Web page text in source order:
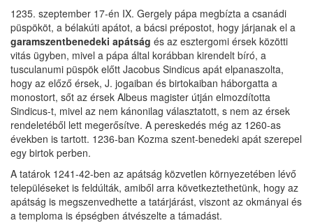
1235. szeptember 17-én IX. Gergely pápa megbízta a csanádi
püspököt, a bélakúti apátot, a bácsi prépostot, hogy járjanak el a
garamszentbenedeki apátság és az esztergomi érsek közötti
vitás ügyben, mivel a pápa által korábban kirendelt bíró, a
tusculanumi püspök előtt Jacobus Sindicus apát elpanaszolta,
hogy az előző érsek, J. jogaiban és birtokaiban háborgatta a
monostort, sőt az érsek Albeus magister útján elmozdította
Sindicus-t, mivel az nem kánonilag választatott, s nem az érsek
rendeletéből lett megerősítve. A pereskedés még az 1260-as
években is tartott. 1236-ban Kozma szent-benedeki apát szerepel
egy birtok perben.
A tatárok 1241-42-ben az apátság közvetlen környezetében lévő
településeket is feldúlták, amiből arra következtethetünk, hogy az
apátság is megszenvedhette a tatárjárást, viszont az okmányai és
a temploma is épségben átvészelte a támadást.